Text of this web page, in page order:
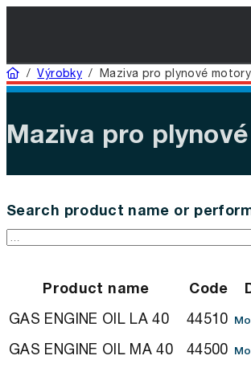
Home
/Výrobky /Maziva pro plynové motory
Maziva pro
Search product name or
Product name Code
GAS ENGINE OIL LA 40
44510
GAS ENGINE OIL MA 40 44500